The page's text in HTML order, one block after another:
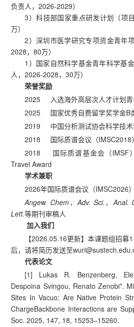
负责人，2026-2029）
3）科技部国家重点研发计划（项
万）
2）深圳市医学研究专项资金青年
2028，80万）
1）国家自然科学基金青年科学基
人，2026-2028，30万）
荣誉奖励
2025 入选海外高层次人才计划青
2025 国家优秀自费留学奖学金B
2019 中国分析测试协会科学技术
2018 国际质谱会议（IMSC2018
2018 国际质谱基金会（IMSF
Travel Award
学术兼职
2026年国际质谱会议（IMSC2026
Angew. Chem、Adv. Sci.、Anal.
Lett.等期刊审稿人
加入我们
【2026.05.16更新】本课题组招募
后，请将简历发送至
代表论文
[1] Lukas R. Benzenberg,
Despoina Svingou, Renato Zenobi*.
Sites In Vacuo: Are Native Protein
ChargeBackbone Interactions are
Soc. 2025, 147, 18, 15253–15260.